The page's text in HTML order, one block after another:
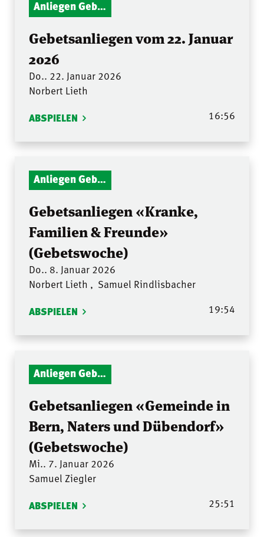
Anliegen Gebetsstunde
Gebetsanliegen vom 22. Januar
2026
Do.. 22. Januar 2026
Norbert Lieth
ABSPIELEN 16:56
Anliegen Gebetsstunde
Gebetsanliegen «Kranke,
Familien & Freunde»
(Gebetswoche)
Do.. 8. Januar 2026
Norbert Lieth , Samuel Rindlisbacher
ABSPIELEN 19:54
Anliegen Gebetsstunde
Gebetsanliegen «Gemeinde in
Bern, Naters und Dübendorf»
(Gebetswoche)
Mi.. 7. Januar 2026
Samuel Ziegler
ABSPIELEN 25:51